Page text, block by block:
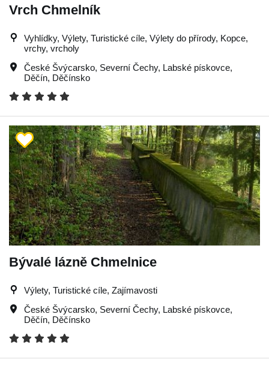
Vrch Chmelník
Vyhlídky, Výlety, Turistické cíle, Výlety do přírody, Kopce,
vrchy, vrcholy
České Švýcarsko, Severní Čechy, Labské pískovce,
Děčín, Děčínsko
Bývalé lázně Chmelnice
Výlety, Turistické cíle, Zajímavosti
České Švýcarsko, Severní Čechy, Labské pískovce,
Děčín, Děčínsko